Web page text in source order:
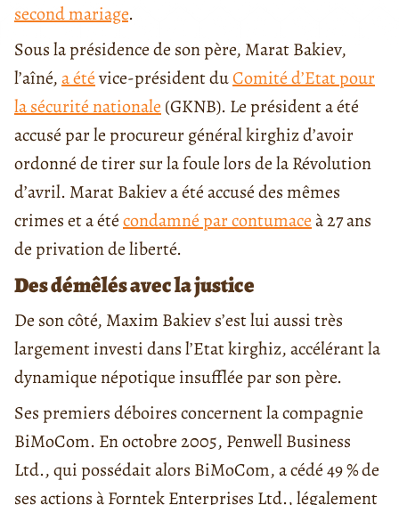
second mariage.
Sous la présidence de son père, Marat Bakiev,
l’aîné,a étévice-président duComité d’Etat pour
la sécurité nationale (GKNB). Le président a été
accusé par le procureur général kirghiz d’avoir
ordonné de tirer sur la foule lors de la Révolution
d’avril. Marat Bakiev a été accusé des mêmes
crimes et a étécondamné par contumaceà 27 ans
de privation de liberté.
Des démêlés avec la justice
De son côté, Maxim Bakiev s’est lui aussi très
largement investi dans l’Etat kirghiz, accélérant la
dynamique népotique insufflée par son père.
Ses premiers déboires concernent la compagnie
BiMoCom. En octobre 2005, Penwell Business
Ltd., qui possédait alors BiMoCom, a cédé 49 % de
ses actions à Forntek Enterprises Ltd., légalement